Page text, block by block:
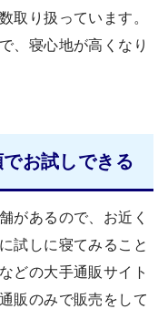
取り扱っています。
、寝心地が高くなり
お試しできる
があるので、お近く
試しに寝てみること
どの大手通販サイト
販のみで販売をして